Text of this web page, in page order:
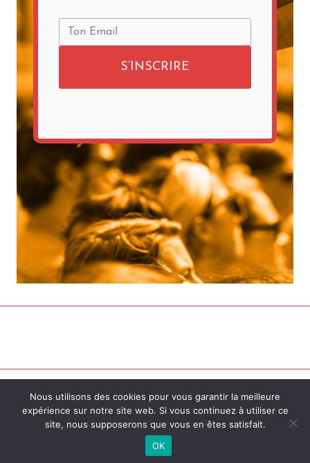
S’INSCRIRE
© 2026
Rainbowiz
Contact Mentions Légales
CGV
Blog LGBT
Nous utilisons des cookies pour vous garantir la meilleure
expérience sur notre site web. Si vous continuez à utiliser ce
site, nous supposerons que vous en êtes satisfait.
OK